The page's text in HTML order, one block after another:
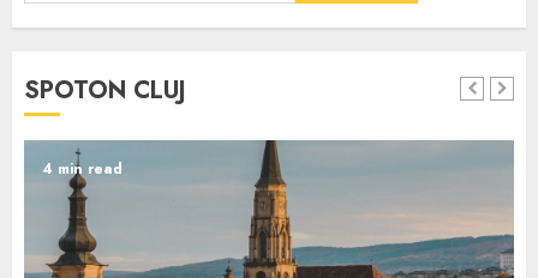
SPOTON CLUJ
4 min read